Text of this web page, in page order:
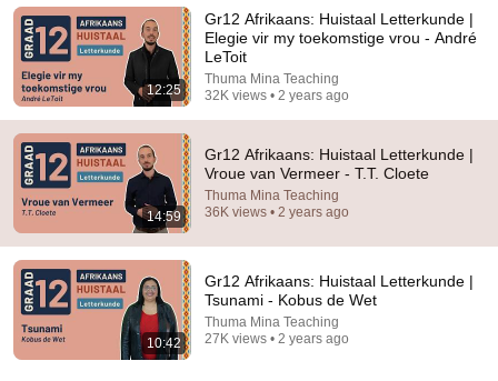
Wiskunde - N.P. van Wyk Louw
Thuma Mina Teaching • 50K views
Gr12 Afrikaans: Huistaal Letterkunde | Paternoster
12:25
Gr12 Afrikaans: Huistaal Letterkunde |
Elegie vir my toekomstige vrou - André
LeToit
Thuma Mina Teaching
32K views • 2 years ago
14:59
Gr12 Afrikaans: Huistaal Letterkunde |
Vroue van Vermeer - T.T. Cloete
Thuma Mina Teaching
36K views • 2 years ago
10:42
Gr12 Afrikaans: Huistaal Letterkunde |
Tsunami - Kobus de Wet
Thuma Mina Teaching
27K views • 2 years ago